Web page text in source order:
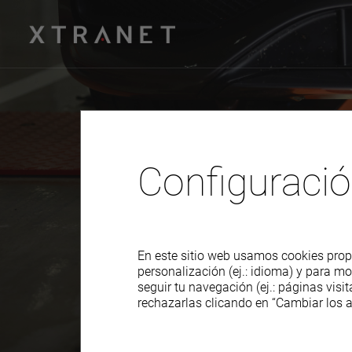
Applus+
En este sitio web usamos cookies
personalización (ej.: idioma) y para
seguir tu navegación (ej.: páginas
rechazarlas clicando en “Cambiar los